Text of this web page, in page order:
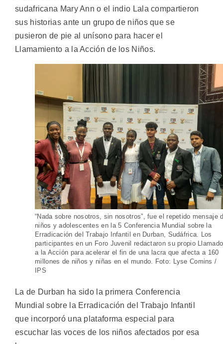
sudafricana Mary Ann o el indio Lala compartieron
sus historias ante un grupo de niños que se
pusieron de pie al unísono para hacer el
Llamamiento a la Acción de los Niños.
“Nada sobre nosotros, sin nosotros”, fue el repetido mensaje
niños y adolescentes en la 5 Conferencia Mundial sobre la
Erradicación del Trabajo Infantil en Durban, Sudáfrica. Los
participantes en un Foro Juvenil redactaron su propio Llamado
a la Acción para acelerar el fin de una lacra que afecta a 160
millones de niños y niñas en el mundo. Foto: Lyse Comins /
IPS
La de Durban ha sido la primera Conferencia
Mundial sobre la Erradicación del Trabajo Infantil
que incorporó una plataforma especial para
escuchar las voces de los niños afectados por esa